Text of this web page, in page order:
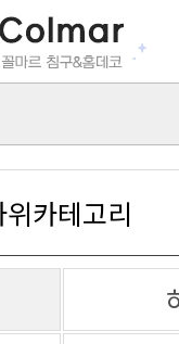
위카테고리